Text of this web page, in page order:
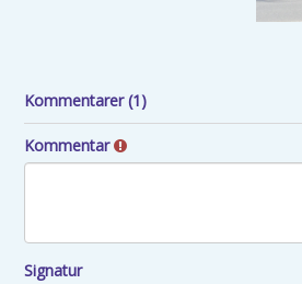
Kommentarer (1)
Kommentar
Signatur